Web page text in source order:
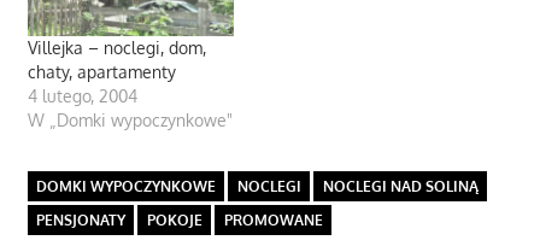
Villejka – noclegi, dom,
chaty, apartamenty
4 lutego, 2004
W „Domki wypoczynkowe"
DOMKI WYPOCZYNKOWE NOCLEGI
NOCLEGI NAD SOLINĄ
PENSJONATY
POKOJE PROMOWANE